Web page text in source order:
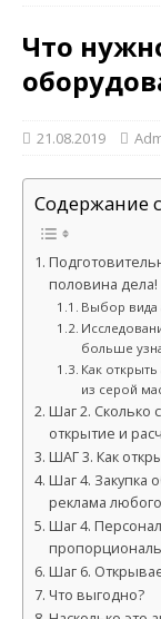
Что
21.08.2019
Содержание
половина дела!
Выбор вида
больше
Как
из серой
Шаг 2. Сколько
открытие и
ШАГ 3. Как
Шаг 4. Закупка
реклама
Шаг 4.
Шаг 6.
Что выгодно?